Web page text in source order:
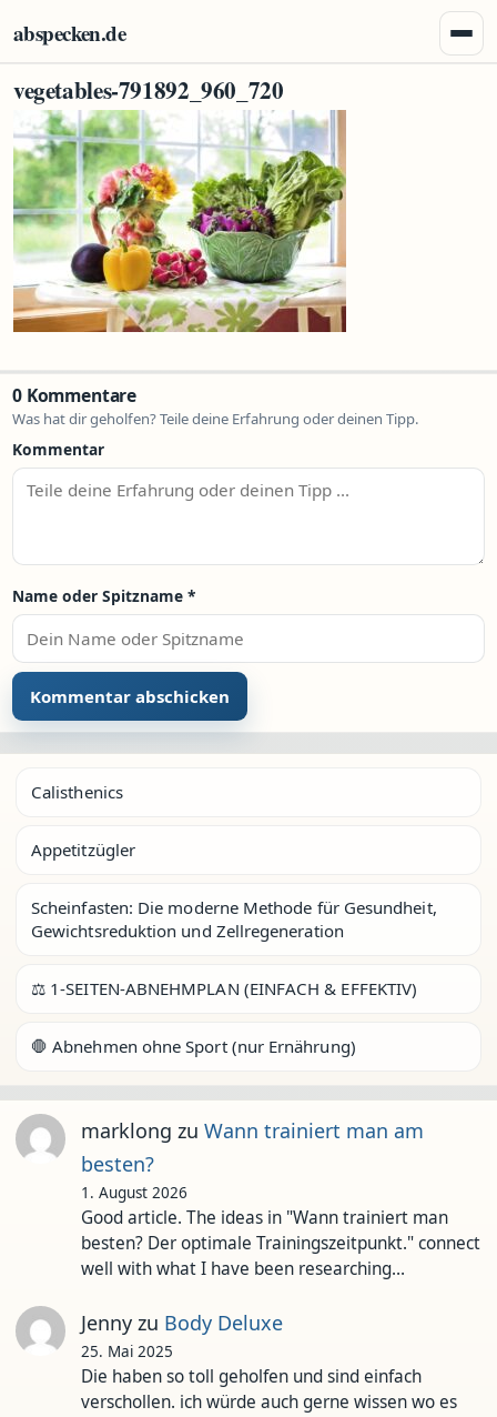
abspecken.de
vegetables-791892_960_720
0 Kommentare
Was hat dir geholfen? Teile deine Erfahrung oder deinen Tipp.
Kommentar
Name oder Spitzname *
Calisthenics
Appetitzügler
Scheinfasten: Die moderne Methode für Gesundheit,
Gewichtsreduktion und Zellregeneration
⚖️ 1-SEITEN-ABNEHMPLAN (EINFACH & EFFEKTIV)
🛑 Abnehmen ohne Sport (nur Ernährung)
marklong zu Wann trainiert man am
besten?
1. August 2026
Good article. The ideas in "Wann trainiert man
besten? Der optimale Trainingszeitpunkt." connect
well with what I have been researching…
Jennyzu Body Deluxe
25. Mai 2025
Die haben so toll geholfen und sind einfach
verschollen. ich würde auch gerne wissen wo es